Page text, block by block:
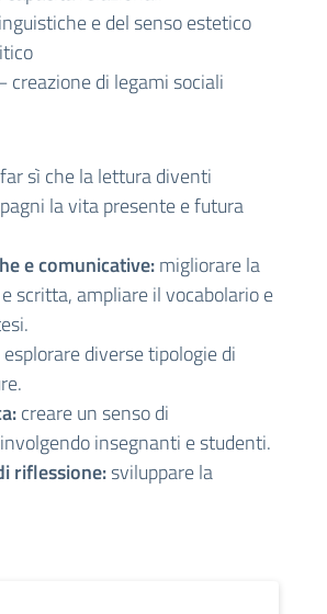
e del senso estetico
creazione di legami sociali
far sì che la lettura diventi
la vita presente e futura
e comunicative:migliorare la
scritta, ampliare il vocabolario e
esplorare diverse tipologie di
creare un senso di
insegnanti e studenti.
riflessione:sviluppare la